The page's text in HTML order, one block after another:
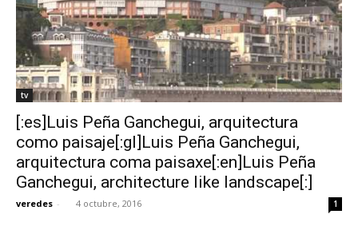
tv
[:es]Luis Peña Ganchegui, arquitectura
como paisaje[:gl]Luis Peña Ganchegui,
arquitectura coma paisaxe[:en]Luis Peña
Ganchegui, architecture like landscape[:]
veredes - 4 octubre, 2016 1